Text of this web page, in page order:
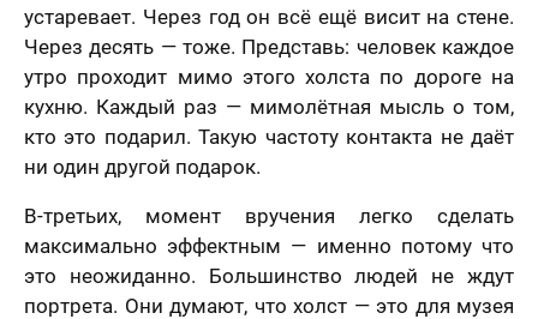
устаревает. Через год он всё ещё висит на стене.
Через десять — тоже. Представь: человек каждое
утро проходит мимо этого холста по дороге на
кухню. Каждый раз — мимолётная мысль о том,
кто это подарил. Такую частоту контакта не даёт
ни один другой подарок.
В-третьих, момент вручения легко сделать
максимально эффектным — именно потому что
это неожиданно. Большинство людей не ждут
портрета. Они думают, что холст — это для музея